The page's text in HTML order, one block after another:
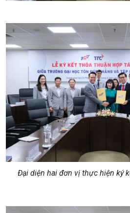
Đại diện hai đơn vị thực hiện ký